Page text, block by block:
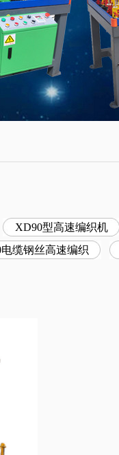
XD90型高速编织机
电缆钢丝高速编织